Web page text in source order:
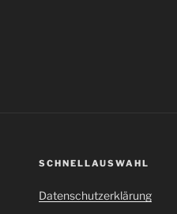
SCHNELLAUSWAHL
Datenschutzerklärung